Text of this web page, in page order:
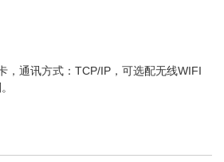
，通讯方式：TCP/IP，可选配无线WIFI